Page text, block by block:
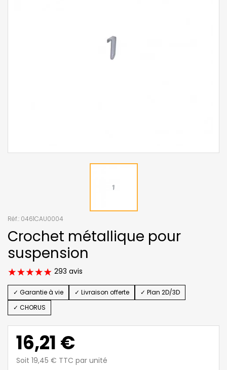
Réf.: 0461CAU0004
Crochet métallique pour
suspension
293 avis
✓ Garantie à vie ✓ Livraison offerte
✓ Plan 2D/3D
✓ CHORUS
16,21 €
Soit 19,45 € TTC par unité